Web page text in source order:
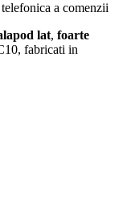
a comenzii
lat, foarte
fabricati in